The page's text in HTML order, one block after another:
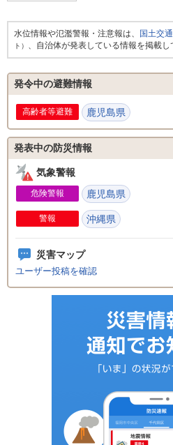
水位情報や氾濫警報・注意報は、 国土交
ト） 、自治体が発表している情報を掲載し
発令中の避難情報
高齢者等避難 鹿児島県
発表中の防災情報
気象警報
危険警報 鹿児島県
警報 沖縄県
災害マップ
ユーザー投稿を確認